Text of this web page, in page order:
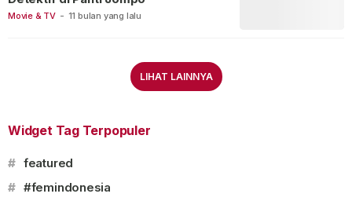
Movie & TV - 11 bulan yang lalu
LIHAT LAINNYA
Widget Tag Terpopuler
# featured
# #femindonesia